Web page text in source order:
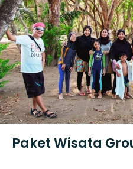
Paket Wisata